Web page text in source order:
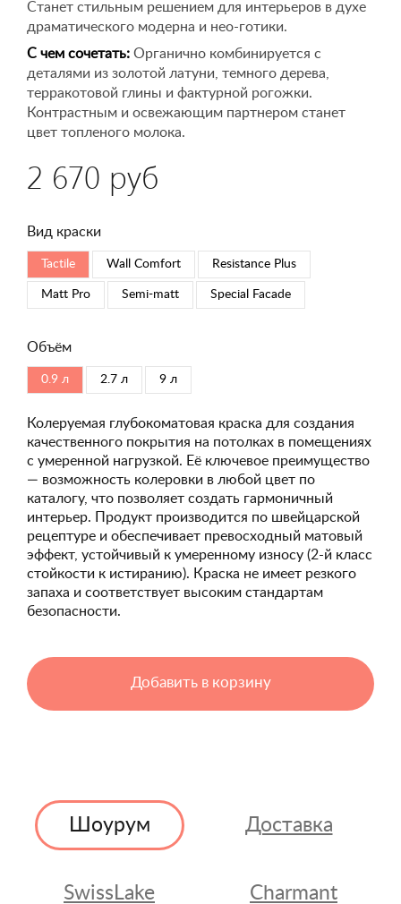
Станет стильным решением для интерьеров в духе
драматического модерна и нео-готики.
С чем сочетать: Органично комбинируется с
деталями из золотой латуни, темного дерева,
терракотовой глины и фактурной рогожки.
Контрастным и освежающим партнером станет
цвет топленого молока.
2 670 руб
Вид краски
Tactile Wall Comfort Resistance Plus
Matt Pro Semi-matt Special Faсade
Объём
0.9 л 2.7 л 9 л
Колеруемая глубокоматовая краска для создания
качественного покрытия на потолках в помещениях
с умеренной нагрузкой. Её ключевое преимущество
— возможность колеровки в любой цвет по
каталогу, что позволяет создать гармоничный
интерьер. Продукт производится по швейцарской
рецептуре и обеспечивает превосходный матовый
эффект, устойчивый к умеренному износу (2-й класс
стойкости к истиранию). Краска не имеет резкого
запаха и соответствует высоким стандартам
безопасности.
Добавить в корзину
Шоурум Доставка
SwissLake Charmant